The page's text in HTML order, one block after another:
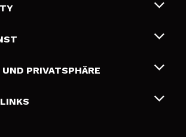
Versandkosten
PRIVATSPHÄRE
und Datenschutz